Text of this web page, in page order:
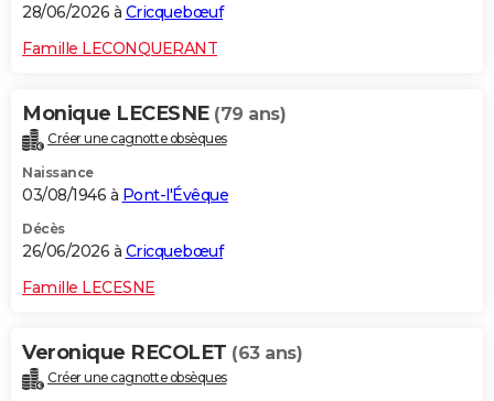
28/06/2026 à Cricquebœuf
Famille LECONQUERANT
Monique LECESNE (79 ans)
Créer une cagnotte obsèques
Naissance
03/08/1946 à Pont-l'Évêque
Décès
26/06/2026 à Cricquebœuf
Famille LECESNE
Veronique RECOLET (63 ans)
Créer une cagnotte obsèques